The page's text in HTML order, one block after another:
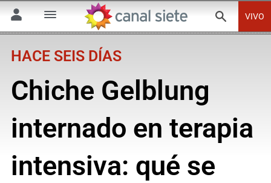
VIVO
HACE SEIS DÍAS
Chiche Gelblung
internado en terapia
intensiva: qué se